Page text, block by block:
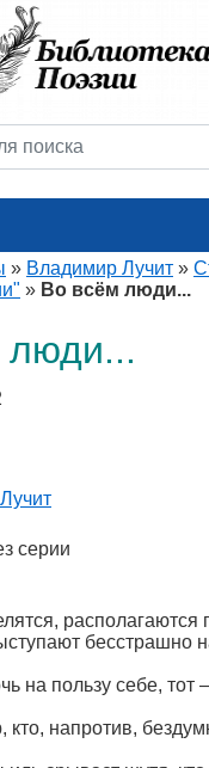
» Владимир Лучит »
» Во всём люди...
люди...
серии
располагаются
бесстрашно
на пользу себе, тот
кто, напротив,